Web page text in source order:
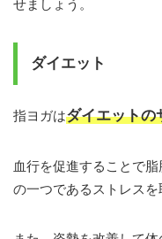
せましょう。
ダイエット
指ヨガはダイエットの
血行を促進することで
の一つであるストレスを